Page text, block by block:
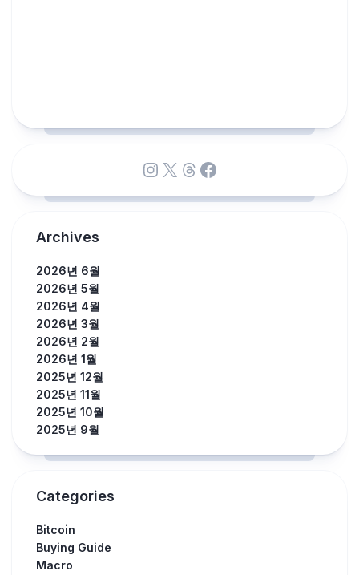
Instagram
X Threads
Facebook
Archives
2026년 6월
2026년 5월
2026년 4월
2026년 3월
2026년 2월
2026년 1월
2025년 12월
2025년 11월
2025년 10월
2025년 9월
Categories
Bitcoin
Buying Guide
Macro